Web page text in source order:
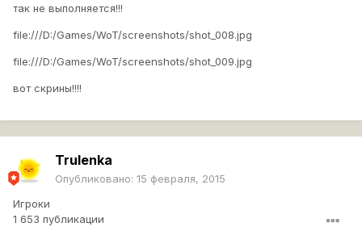
так не выполняется!!!
file:///D:/Games/WoT/screenshots/shot_008.jpg
file:///D:/Games/WoT/screenshots/shot_009.jpg
вот скрины!!!!
Trulenka
Опубликовано: 15 февраля, 2015
Игроки
1 653 публикации